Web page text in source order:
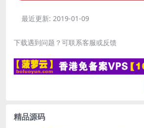
最近更新: 2019-01-09
下载遇到问题？可联系客服或反馈
精品源码